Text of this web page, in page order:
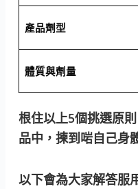
產品劑型
體質與劑量
根住以上5個挑選原
品中，揀到啱自己身
以下會為大家解答服